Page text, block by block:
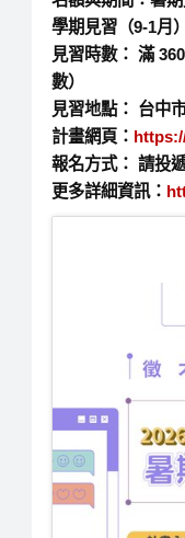
學期見習（9-1月
見習時數： 滿
數）
見習地點： 台中
計畫網頁：
報名方式： 請投
更多詳細資訊：